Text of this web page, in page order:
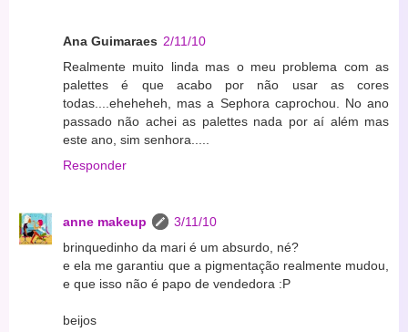
Ana Guimaraes 2/11/10
Realmente muito linda mas o meu problema com as
palettes é que acabo por não usar as cores
todas....eheheheh, mas a Sephora caprochou. No ano
passado não achei as palettes nada por aí além mas
este ano, sim senhora.....
Responder
anne makeup
3/11/10
brinquedinho da mari é um absurdo, né?
e ela me garantiu que a pigmentação realmente mudou,
e que isso não é papo de vendedora :P
beijos